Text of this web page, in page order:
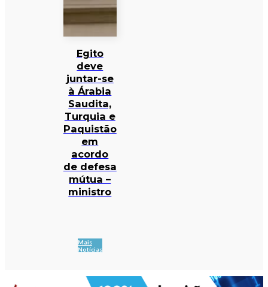
Egito
deve
juntar-se
à Árabia
Saudita,
Turquia e
Paquistão
em
acordo
de defesa
mútua –
ministro
Mais
Notícias